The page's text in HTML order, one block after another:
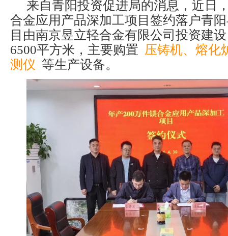
来自青阳投资促进局的消息，近日
合金应用产品深加工项目签约落户青
目由南京昱立轻合金有限公司投资建
6500平方米，主要购置 压铸机、熔化
测仪 等生产设备。